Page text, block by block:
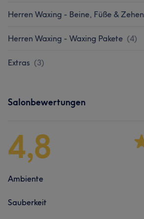
Herren Waxing - Beine, Füße & Zehen
Herren Waxing - Waxing Pakete (4)
Extras (3)
Salonbewertungen
4,8
Ambiente
Sauberkeit